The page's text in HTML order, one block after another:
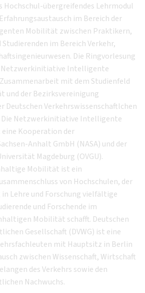
Hochschul-übergreifendes Lehrmodul
im Bereich der
Mobilität zwischen Praktikern,
im Bereich Verkehr,
Die Ringvorlesung
Netzwerkinitiative Intelligente
mit dem Studienfeld
und der Bezirksvereinigung
Deutschen Verkehrswissenschaftlchen
Die Netzwerkinitiative Intelligente
Kooperation der
Anhalt GmbH (NASA) und der
Magdeburg (OVGU).
Mobilität ist ein
von Hochschulen, der
Lehre und Forschung vielfältige
und Forschende im
Mobilität schafft. Deutschen
Gesellschaft (DVWG) ist eine
mit Hauptsitz in Berlin
zwischen Wissenschaft, Wirtschaft
des Verkehrs sowie den
Nachwuchs.